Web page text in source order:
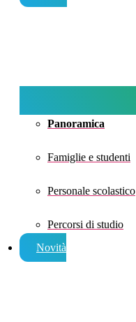
Panoramica
Famiglie e studenti
Personale scolastico
Percorsi di studio
Novità